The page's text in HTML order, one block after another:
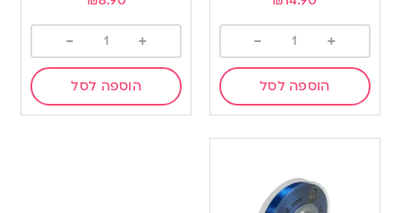
+
-
הוספה לסל
+
-
הוספה לסל